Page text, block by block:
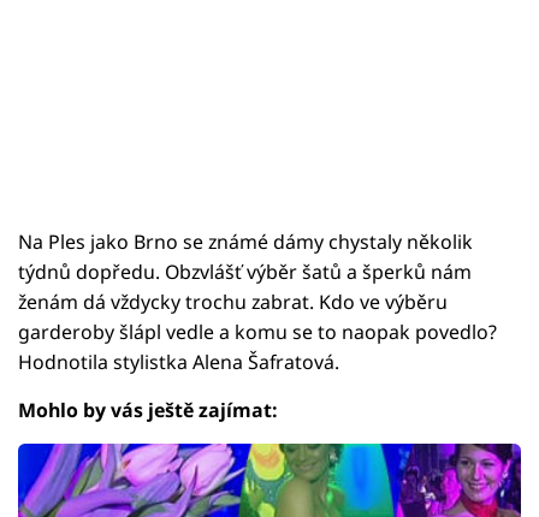
Na Ples jako Brno se známé dámy chystaly několik
týdnů dopředu. Obzvlášť výběr šatů a šperků nám
ženám dá vždycky trochu zabrat. Kdo ve výběru
garderoby šlápl vedle a komu se to naopak povedlo?
Hodnotila stylistka Alena Šafratová.
Mohlo by vás ještě zajímat: